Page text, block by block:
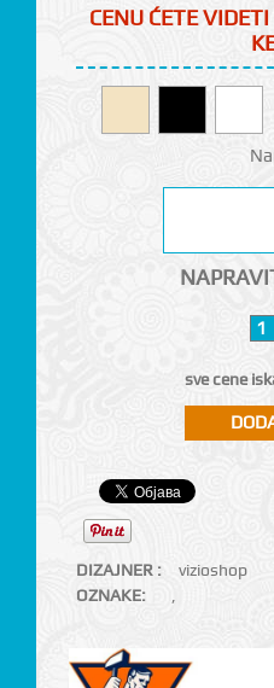
CENU ĆETE
sve cene
DIZAJNER :
vizioshop
OZNAKE: